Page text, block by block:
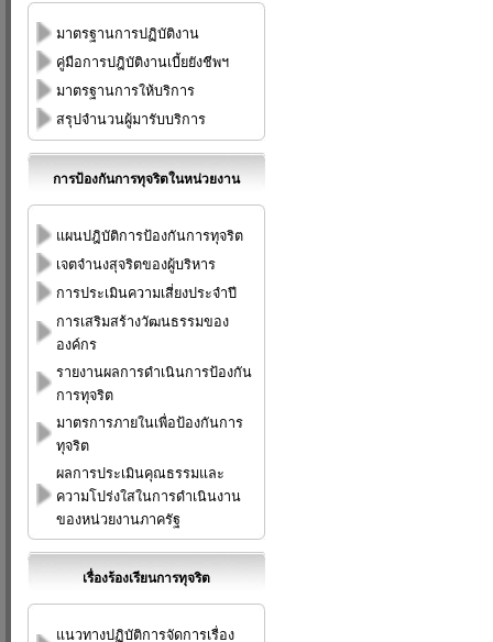
มาตรฐานการปฏิบัติงาน
คู่มือการปฎิบัติงานเบี้ยยังชีพฯ
มาตรฐานการให้บริการ
สรุปจำนวนผู้มารับบริการ
การป้องกันการทุจริตในหน่วยงาน
แผนปฎิบัติการป้องกันการทุจริต
เจตจำนงสุจริตของผู้บริหาร
การประเมินความเสี่ยงประจำปี
การเสริมสร้างวัฒนธรรมของ
องค์กร
รายงานผลการดำเนินการป้องกัน
การทุจริต
มาตรการภายในเพื่อป้องกันการ
ทุจริต
ผลการประเมินคุณธรรมและ
ความโปร่งใสในการดำเนินงาน
ของหน่วยงานภาครัฐ
เรื่องร้องเรียนการทุจริต
แนวทางปฏิบัติการจัดการเรื่อง